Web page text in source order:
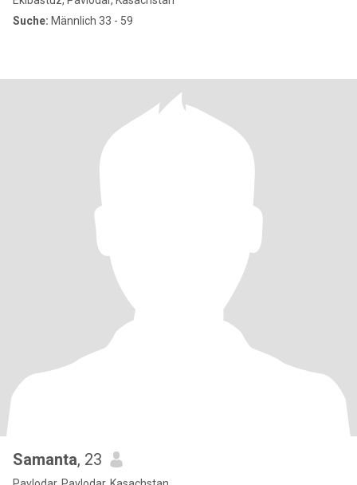
Suche: Männlich 33 - 59
Samanta, 23